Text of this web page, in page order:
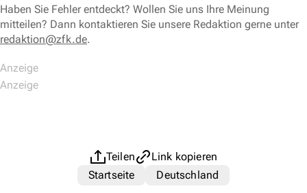
Haben Sie Fehler entdeckt? Wollen Sie uns Ihre Meinung
mitteilen? Dann kontaktieren Sie unsere Redaktion gerne unter
redaktion@zfk.de.
Teilen
Link kopieren
Startseite
Deutschland